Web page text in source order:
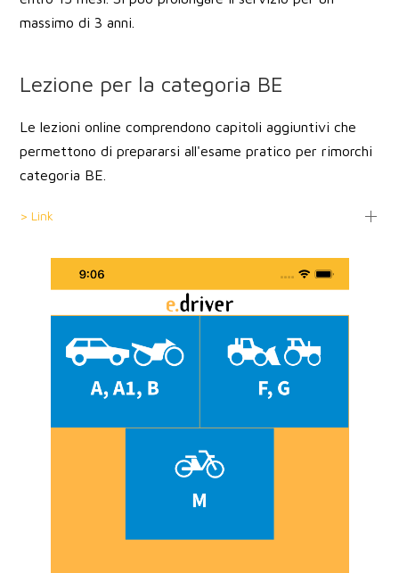
massimo di 3 anni.
Lezione per la categoria BE
Le lezioni online comprendono capitoli aggiuntivi che
permettono di prepararsi all'esame pratico per rimorchi
categoria BE.
> Link